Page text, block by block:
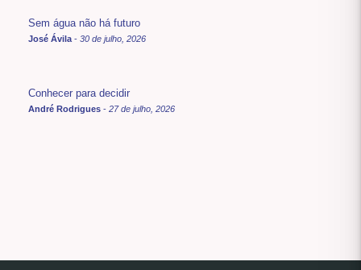
Sem água não há futuro
José Ávila - 30 de julho, 2026
Conhecer para decidir
André Rodrigues - 27 de julho, 2026